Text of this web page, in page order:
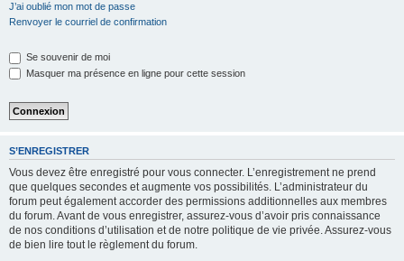
J’ai oublié mon mot de passe
Renvoyer le courriel de confirmation
Se souvenir de moi
Masquer ma présence en ligne pour cette session
S’ENREGISTRER
Vous devez être enregistré pour vous connecter. L’enregistrement ne prend
que quelques secondes et augmente vos possibilités. L’administrateur du
forum peut également accorder des permissions additionnelles aux membres
du forum. Avant de vous enregistrer, assurez-vous d’avoir pris connaissance
de nos conditions d’utilisation et de notre politique de vie privée. Assurez-vous
de bien lire tout le règlement du forum.